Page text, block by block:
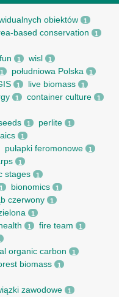
obiektów 1
based conservation 1
1 wisl 1
1 południowa Polska 1
1 live biomass 1
1 container culture 1
1 perlite 1
1
pułapki feromonowe 1
1
stages 1
1 bionomics 1
czerwony 1
1
1 fire team 1
organic carbon 1
biomass 1
zawodowe 1